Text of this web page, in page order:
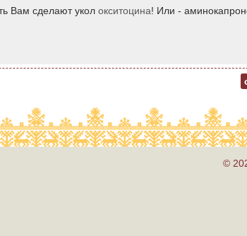
Вам сделают укол окситоцина! Или -
©